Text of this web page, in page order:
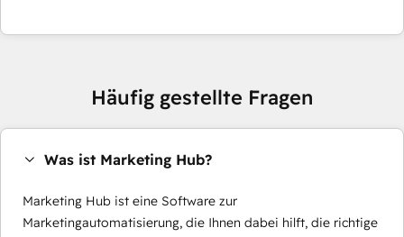
Häufig gestellte Fragen
Was ist Marketing Hub?
Marketing Hub ist eine Software zur
Marketingautomatisierung, die Ihnen dabei hilft, die richtige